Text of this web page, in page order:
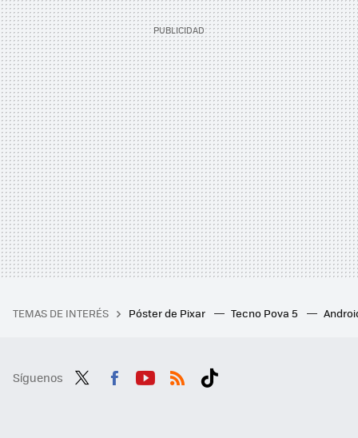
TEMAS DE INTERÉS Póster de Pixar Tecno Pova 5
Síguenos